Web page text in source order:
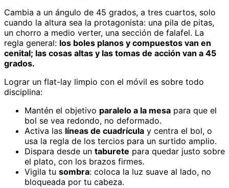
Cambia a un ángulo de 45 grados, a tres cuartos, solo
cuando la altura sea la protagonista: una pila de pitas,
un chorro a medio verter, una sección de falafel. La
regla general: los boles planos y compuestos van en
cenital; las cosas altas y las tomas de acción van a 45
grados.
Lograr un flat-lay limpio con el móvil es sobre todo
disciplina:
Mantén el objetivo paralelo a la mesa para que el
bol se vea redondo, no deformado.
Activa las líneas de cuadrícula y centra el bol, o
usa la regla de los tercios para un surtido amplio.
Dispara desde un taburete para quedar justo sobre
el plato, con los brazos firmes.
Vigila tu sombra: coloca la luz suave al lado, no
bloqueada por tu cabeza.